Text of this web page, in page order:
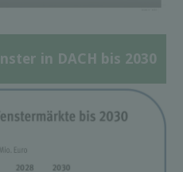
in DACH bis 2030